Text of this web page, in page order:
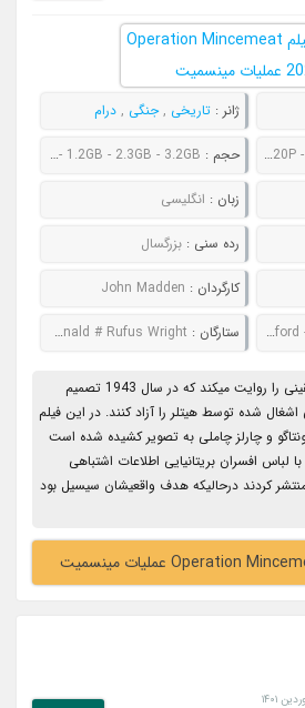
ژانر : تاریخی ,جنگی , درام
480P حجم : 844MB - 1.2GB - 2.3GB - 3.2GB
زبان : انگلیسی
رده سنی : بزرگسال
کارگردان : John Madden
ستارگان : Colin Firth # Matthew Macfadyen # Kelly Macdonald # Rufus Wright
این فیلم داستان متفقینی را روایت میکند که در سال 1943 تصمیم
اشغال شده توسط هیتلر را آزاد کنند. در این فیلم
و چارلز چاملی به تصویر کشیده شده است
افسران بریتانیایی اطلاعات اشتباهی
منتشر کردند درحالیکه هدف واقعیشان سیسیل بود